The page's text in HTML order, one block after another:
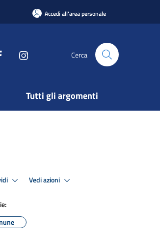
Accedi all'area personale
Cerca
Tutti gli argomenti
Vedi azioni